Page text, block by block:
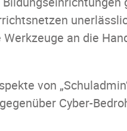
an die
von
Cyber-